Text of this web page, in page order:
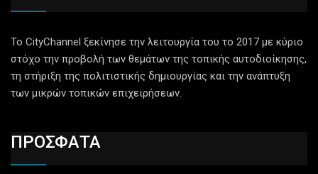
Το CityChannel ξεκίνησε την λειτουργία του το 2017 με κύριο
στόχο την προβολή των θεμάτων της τοπικής αυτοδιοίκησης,
τη στήριξη της πολιτιστικής δημιουργίας και την ανάπτυξη
των μικρών τοπικών επιχειρήσεων.
ΠΡΟΣΦΑΤΑ